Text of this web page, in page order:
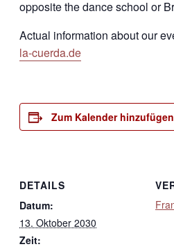
opposite the dance school or
Actual information about our
la-cuerda.de
Zum Kalender hinzufügen
DETAILS
Datum:
13. Oktober 2030
Zeit: